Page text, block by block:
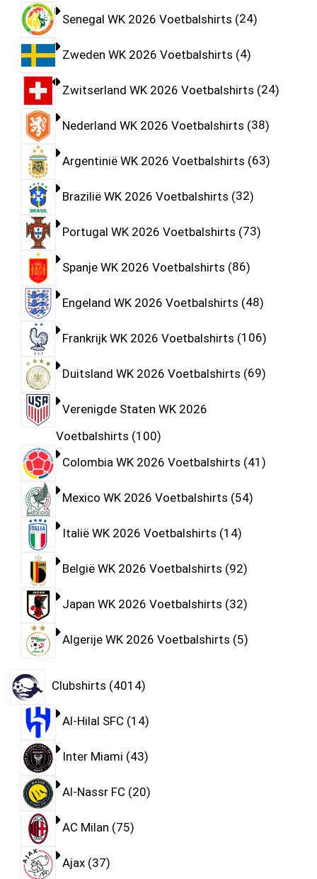
Senegal WK 2026 Voetbalshirts 24
Zweden WK 2026 Voetbalshirts 4
Zwitserland WK 2026 Voetbalshirts 24
Nederland WK 2026 Voetbalshirts 38
Argentinië WK 2026 Voetbalshirts 63
Brazilië WK 2026 Voetbalshirts 32
Portugal WK 2026 Voetbalshirts 73
Spanje WK 2026 Voetbalshirts 86
Engeland WK 2026 Voetbalshirts 48
Frankrijk WK 2026 Voetbalshirts 106
Duitsland WK 2026 Voetbalshirts 69
Verenigde Staten WK 2026
Voetbalshirts 100
Colombia WK 2026 Voetbalshirts 41
Mexico WK 2026 Voetbalshirts 54
Italië WK 2026 Voetbalshirts 14
België WK 2026 Voetbalshirts 92
Japan WK 2026 Voetbalshirts 32
Algerije WK 2026 Voetbalshirts 5
Clubshirts 4014
Al-Hilal SFC 14
Inter Miami 43
Al-Nassr FC 20
AC Milan 75
Ajax 37